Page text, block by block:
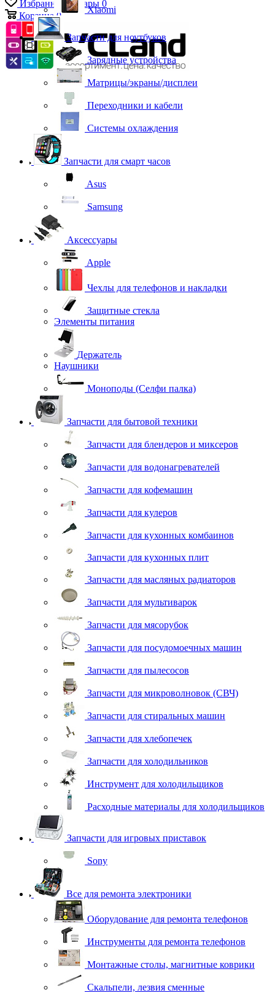
Избранные товары 0
Корзина 0
Xiaomi
Запчасти для ноутбуков
Зарядные устройства
Матрицы/экраны/дисплеи
Переходники и кабели
Системы охлаждения
Запчасти для смарт часов
Asus
Samsung
Аксессуары
Apple
Чехлы для телефонов и накладки
Защитные стекла
Элементы питания
Держатель
Наушники
Моноподы (Селфи палка)
Запчасти для бытовой техники
Запчасти для блендеров и миксеров
Запчасти для водонагревателей
Запчасти для кофемашин
Запчасти для кулеров
Запчасти для кухонных комбаинов
Запчасти для кухонных плит
Запчасти для масляных радиаторов
Запчасти для мультиварок
Запчасти для мясорубок
Запчасти для посудомоечных машин
Запчасти для пылесосов
Запчасти для микроволновок (СВЧ)
Запчасти для стиральных машин
Запчасти для хлебопечек
Запчасти для холодильников
Инструмент для холодильщиков
Расходные материалы для холодильщиков
Запчасти для игровых приставок
Sony
Все для ремонта электроники
Оборудование для ремонта телефонов
Инструменты для ремонта телефонов
Монтажные столы, магнитные коврики
Скальпели, лезвия сменные